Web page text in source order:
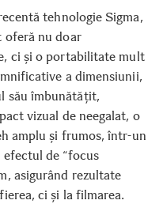
tehnologie Sigma,
oferă nu doar
ci și o portabilitate mult
a dimensiunii,
său îmbunătățit,
vizual de neegalat, o
amplu și frumos, într-un
de “focus
asigurând rezultate
ci și la filmarea.